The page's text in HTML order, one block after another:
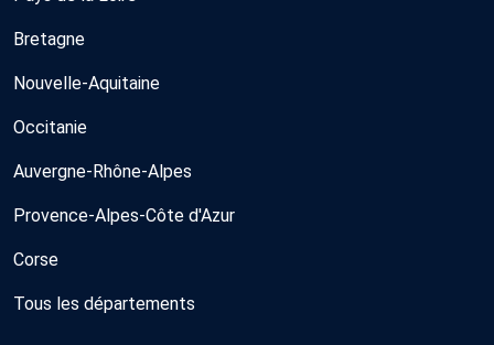
Bretagne
Nouvelle-Aquitaine
Occitanie
Auvergne-Rhône-Alpes
Provence-Alpes-Côte d'Azur
Corse
Tous les départements